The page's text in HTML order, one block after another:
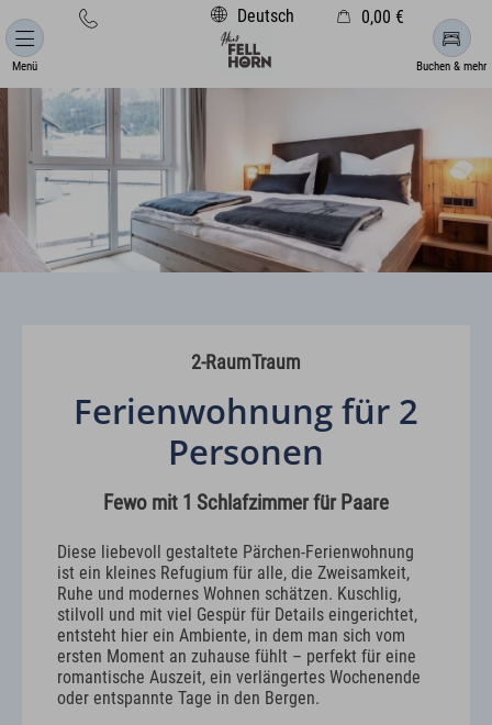
Menü Buchen & mehr
Deutsch 0,00 €
Warenkorb ist leer
2-RaumTraum
Ferienwohnung für 2
Personen
Fewo mit 1 Schlafzimmer für Paare
Diese liebevoll gestaltete Pärchen-Ferienwohnung
ist ein kleines Refugium für alle, die Zweisamkeit,
Ruhe und modernes Wohnen schätzen. Kuschlig,
stilvoll und mit viel Gespür für Details eingerichtet,
entsteht hier ein Ambiente, in dem man sich vom
ersten Moment an zuhause fühlt – perfekt für eine
romantische Auszeit, ein verlängertes Wochenende
oder entspannte Tage in den Bergen.